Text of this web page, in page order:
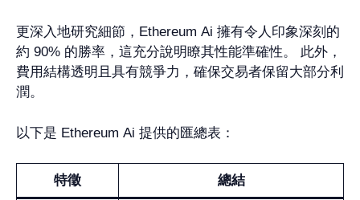
更深入地研究細節，Ethereum Ai 擁有令人印象深刻的
約 90% 的勝率，這充分說明瞭其性能準確性。 此外，
費用結構透明且具有競爭力，確保交易者保留大部分利
潤。
以下是 Ethereum Ai 提供的匯總表：
特徵 總結